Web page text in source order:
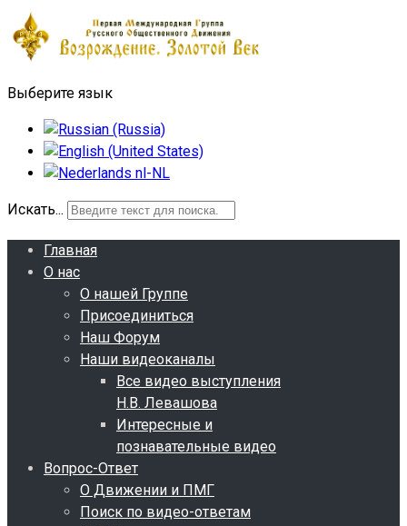
Выберите язык
Искать...
Главная
О нас
О нашей Группе
Присоединиться
Наш Форум
Наши видеоканалы
Все видео выступления
Н.В. Левашова
Интересные и
познавательные видео
Вопрос-Ответ
О Движении и ПМГ
Поиск по видео-ответам